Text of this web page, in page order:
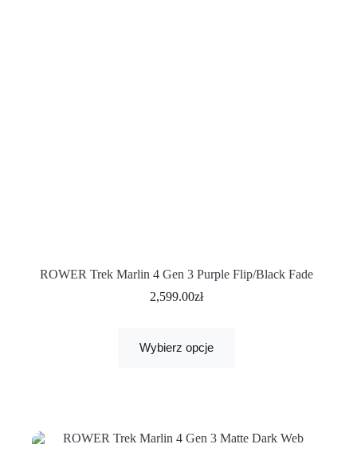
ROWER Trek Marlin 4 Gen 3 Purple Flip/Black Fade
2,599.00zł
Wybierz opcje